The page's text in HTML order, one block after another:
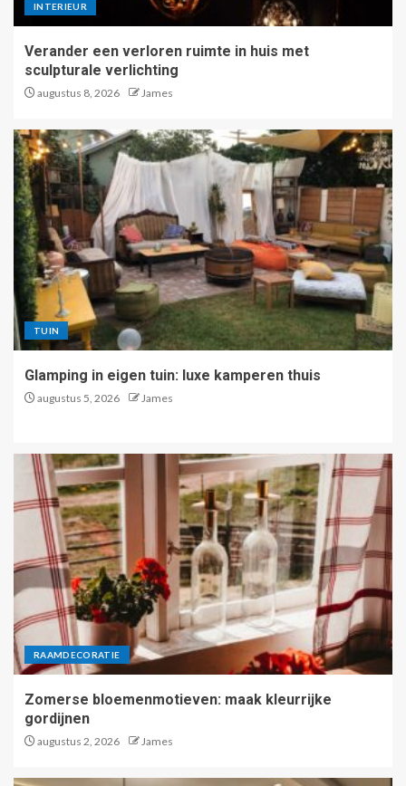
INTERIEUR
Verander een verloren ruimte in huis met
sculpturale verlichting
augustus 8, 2026 James
TUIN
Glamping in eigen tuin: luxe kamperen thuis
augustus 5, 2026 James
RAAMDECORATIE
Zomerse bloemenmotieven: maak kleurrijke
gordijnen
augustus 2, 2026 James